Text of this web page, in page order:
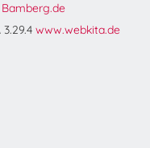
Bamberg.de
www.webkita.de